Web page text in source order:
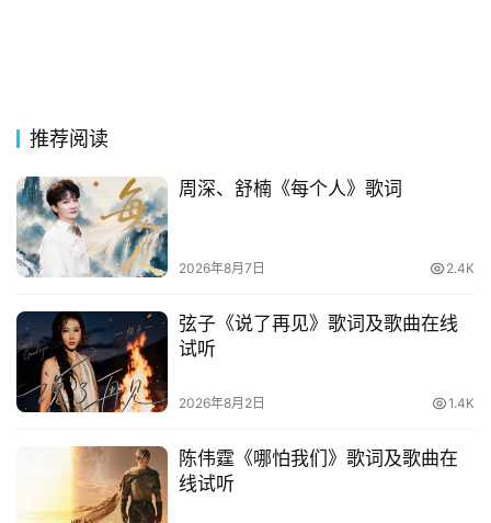
推荐阅读
周深、舒楠《每个人》歌词
2026年8月7日 2.4K
弦子《说了再见》歌词及歌曲在线
试听
2026年8月2日 1.4K
陈伟霆《哪怕我们》歌词及歌曲在
线试听